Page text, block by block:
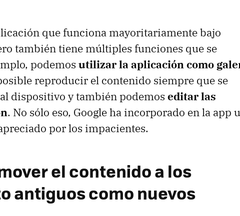
que funciona mayoritariamente bajo
también tiene múltiples funciones que se
podemos utilizar la aplicación como
reproducir el contenido siempre que se
dispositivo y también podemos editar las
. No sólo eso, Google ha incorporado en la app
por los impacientes.
el contenido a los
antiguos como nuevos